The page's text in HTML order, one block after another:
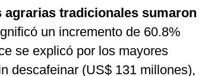
agrarias tradicionales sumaron
un incremento de 60.8%
se explicó por los mayores
descafeinar (US$ 131 millones),